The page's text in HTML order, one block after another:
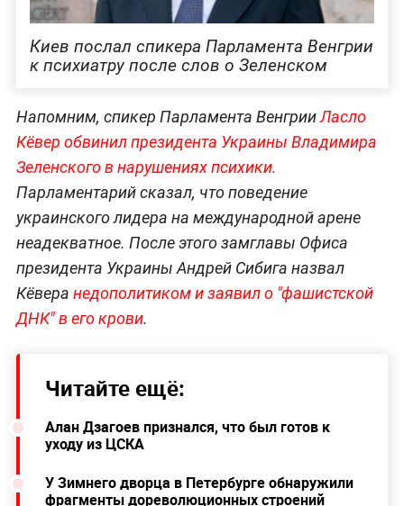
Киев послал спикера Парламента Венгрии
к психиатру после слов о Зеленском
Напомним, спикер Парламента ВенгрииЛасло
Кёвер обвинил президента Украины Владимира
Зеленского в нарушениях психики.
Парламентарий сказал, что поведение
украинского лидера на международной арене
неадекватное. После этого замглавы Офиса
президента Украины Андрей Сибига назвал
Кёвера недополитиком и заявил о "фашистской
ДНК" в его крови.
Читайте ещё:
Алан Дзагоев признался, что был готов к
уходу из ЦСКА
У Зимнего дворца в Петербурге обнаружили
фрагменты дореволюционных строений